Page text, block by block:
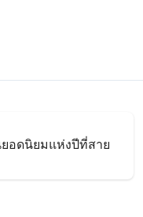
ยอดนิยมแห่งปีที่สาย